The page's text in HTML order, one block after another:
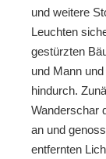
und weitere
Leuchten
gestürzten
und Mann
hindurch.
Wanderschar
an und
entfernten